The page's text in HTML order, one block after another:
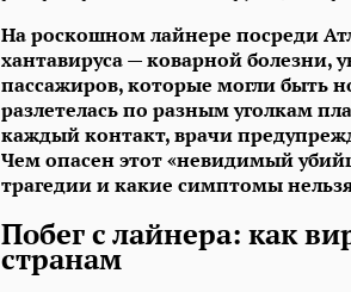
На роскошном лайнере посреди
хантавируса — коварной болезни,
пассажиров, которые могли быть
разлетелась по разным уголкам
каждый контакт, врачи
Чем опасен этот «невидимый
трагедии и какие симптомы
Побег с лайнера: как
странам